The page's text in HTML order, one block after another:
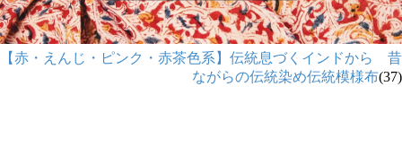
【赤・えんじ・ピンク・赤茶色系】伝統息づくインドから 昔
ながらの伝統染め伝統模様布(37)